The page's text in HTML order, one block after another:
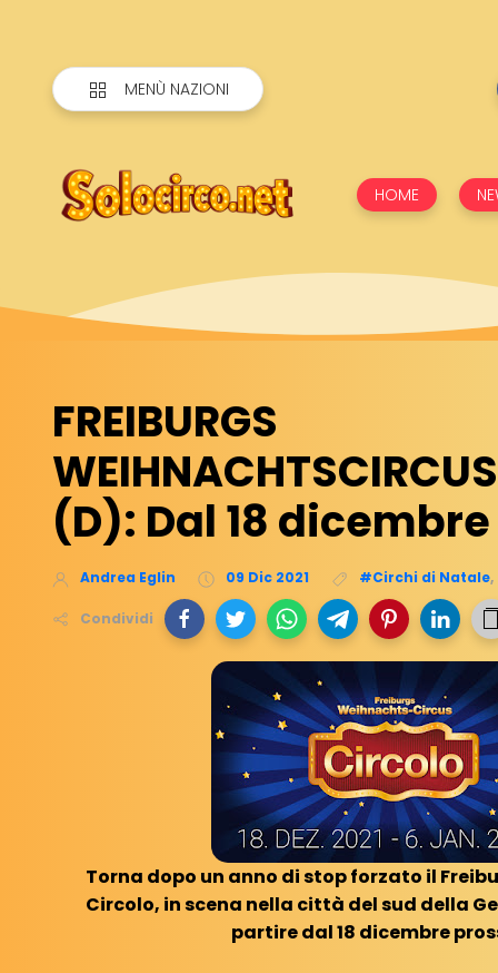
MENÙ NAZIONI
HOME
FREIBURGS
(D): Dal 18
Andrea Eglin 09 Dic 2021 #Circhi di Natale,
Condividi
Torna dopo un anno di stop forzato il
Circolo, in scena nella città del sud della
partire dal 18 dicembre